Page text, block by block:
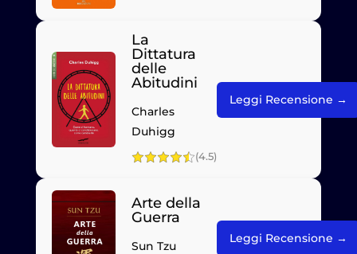
La
Dittatura
delle
Abitudini
Charles
Duhigg
(4.5)
Leggi Recensione →
Arte della
Guerra
Sun Tzu
Leggi Recensione →